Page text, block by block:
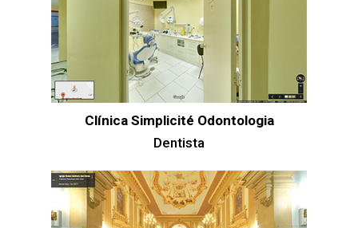
Clínica Simplicité Odontologia
Dentista